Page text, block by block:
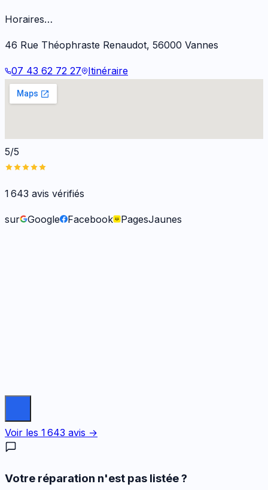
Horaires…
46 Rue Théophraste Renaudot, 56000 Vannes
07 43 62 72 27 Itinéraire
5/5
1 643 avis vérifiés
sur Google Facebook PagesJaunes
Voir les 1 643 avis →
Votre réparation n'est pas listée ?